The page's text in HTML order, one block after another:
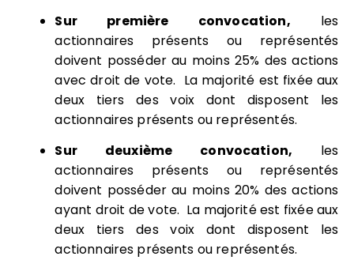
Sur première convocation, les
actionnaires présents ou représentés
doivent posséder au moins 25% des actions
avec droit de vote. La majorité est fixée aux
deux tiers des voix dont disposent les
actionnaires présents ou représentés.
Sur deuxième convocation, les
actionnaires présents ou représentés
doivent posséder au moins 20% des actions
ayant droit de vote. La majorité est fixée aux
deux tiers des voix dont disposent les
actionnaires présents ou représentés.